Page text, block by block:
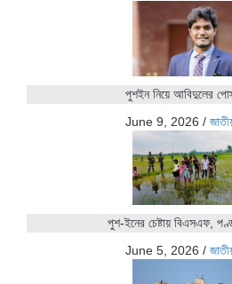
পুশইন নিয়ে আবিদুলের
June 9, 2026 /
পুশ-ইনের চেষ্টায় বিএসএফ,
June 5, 2026 /